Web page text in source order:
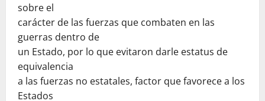
sobre el
carácter de las fuerzas que combaten en las
guerras dentro de
un Estado, por lo que evitaron darle estatus de
equivalencia
a las fuerzas no estatales, factor que favorece a los
Estados